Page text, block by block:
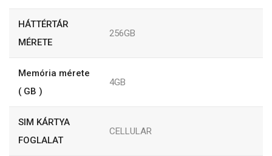
HÁTTÉRTÁR
MÉRETE
256GB
Memória mérete
( GB )
4GB
SIM KÁRTYA
FOGLALAT
CELLULAR